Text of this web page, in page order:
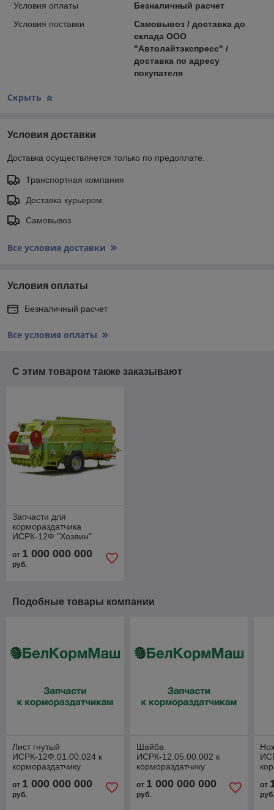
Условия оплаты
Безналичный расчет
Условия поставки
Самовывоз / доставка до
склада ООО
"Автолайтэкспресс" /
доставка по адресу
покупателя
Скрыть
Условия доставки
Доставка осуществляется только по предоплате.
Транспортная компания
Доставка курьером
Самовывоз
Все условия доставки
Условия оплаты
Безналичный расчет
Все условия оплаты
С этим товаром также заказывают
Запчасти для
кормораздатчика
ИСРК-12Ф "Хозяин"
от 1 000 000 000
руб.
Подобные товары компании
Лист гнутый
ИСРК-12Ф.01.00.024 к
кормораздатчику
от 1 000 000 000
руб.
Шайба
ИСРК-12.05.00.002 к
кормораздатчику
от 1 000 000 000
руб.
от